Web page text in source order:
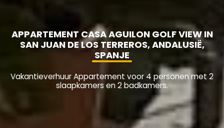
APPARTEMENT CASA AGUILON GOLF VIEW IN
SAN JUAN DE LOS TERREROS, ANDALUSIË,
SPANJE
Vakantieverhuur Appartement voor 4 personen met 2
slaapkamers en 2 badkamers.